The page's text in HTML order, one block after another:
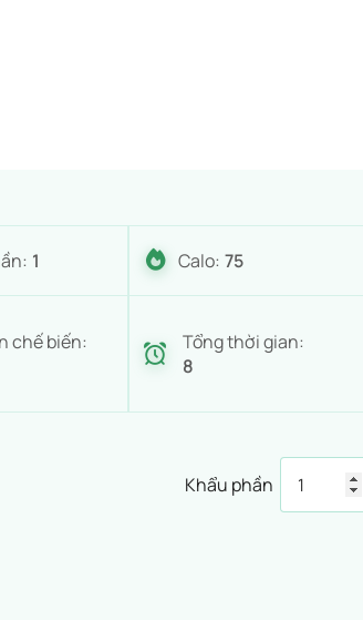
1 Calo: 75
chế biến:
Tổng thời gian:
8
Khẩu phần